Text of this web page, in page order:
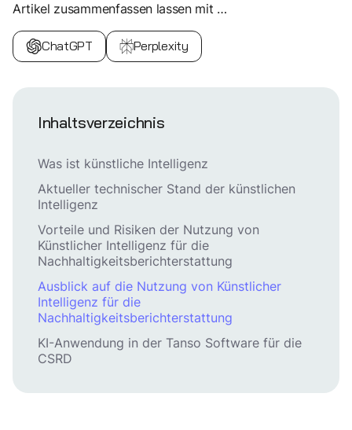
Artikel zusammenfassen lassen mit …
ChatGPT Perplexity
Inhaltsverzeichnis
Was ist künstliche Intelligenz
Aktueller technischer Stand der künstlichen
Intelligenz
Vorteile und Risiken der Nutzung von
Künstlicher Intelligenz für die
Nachhaltigkeitsberichterstattung
Ausblick auf die Nutzung von Künstlicher
Intelligenz für die
Nachhaltigkeitsberichterstattung
KI-Anwendung in der Tanso Software für die
CSRD